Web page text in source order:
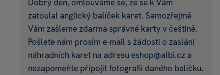
Dobrý den, omlouváme se, že se k Vám
zatoulal anglický balíček karet. Samozřejmě
Vám zašleme zdarma správné karty v češtině.
Pošlete nám prosím e-mail s žádostí o zaslání
náhradních karet na adresu eshop@albi.cz a
nezapomeňte připojit fotografii daného balíčku.